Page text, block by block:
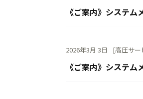
《ご案内》システム
《ご案内》システム
2026年3月 3日 [高圧サー